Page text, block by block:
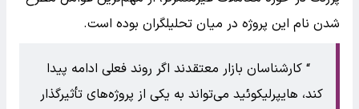
شدن نام این پروژه در میان تحلیلگران بوده است.
کارشناسان بازار معتقدند اگر روند فعلی ادامه پیدا
کند، هایپرلیکوئید می‌تواند به یکی از پروژه‌های تأثیرگذار